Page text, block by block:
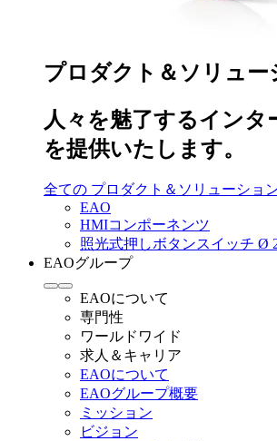
プロダクト＆ソリュー
人々を魅了するインタ
を提供いたします。
全ての プロダクト＆ソリューショ
EAO
HMIコンポーネンツ
照光式押しボタンスイッチ Ø
EAOグループ
EAOについて
専門性
ワールドワイド
求人＆キャリア
EAOについて
EAOグループ概要
ミッション
ビジョン